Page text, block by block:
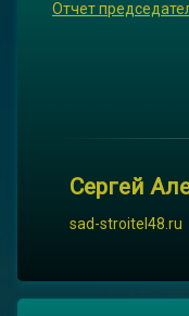
Отчет
Сергей
sad-stroitel48.ru